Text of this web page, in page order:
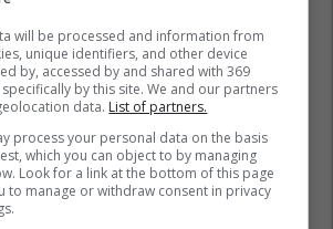
will be processed and information from
unique identifiers, and other device
by, accessed by and shared with 369
by this site. We and our partners
data. List of partners.
process your personal data on the basis
which you can object to by managing
Look for a link at the bottom of this page
to manage or withdraw consent in privacy